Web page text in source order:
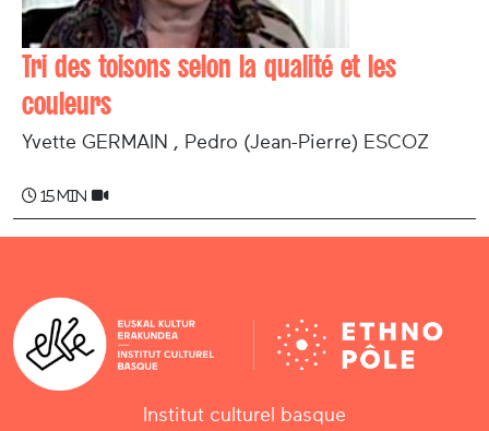
Tri des toisons selon la qualité et les
couleurs
Yvette GERMAIN , Pedro (Jean-Pierre) ESCOZ
15 min
Institut culturel basque